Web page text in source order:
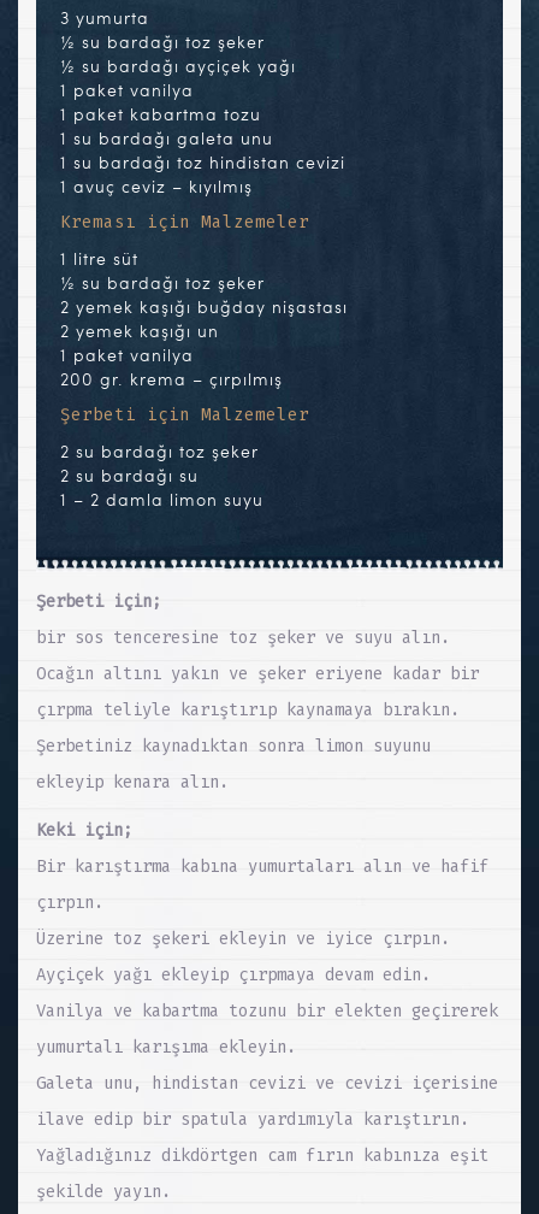
3 yumurta
½ su bardağı toz şeker
½ su bardağı ayçiçek yağı
1 paket vanilya
1 paket kabartma tozu
1 su bardağı galeta unu
1 su bardağı toz hindistan cevizi
1 avuç ceviz – kıyılmış
Kreması için Malzemeler
1 litre süt
½ su bardağı toz şeker
2 yemek kaşığı buğday nişastası
2 yemek kaşığı un
1 paket vanilya
200 gr. krema – çırpılmış
Şerbeti için Malzemeler
2 su bardağı toz şeker
2 su bardağı su
1 – 2 damla limon suyu
Şerbeti için;
bir sos tenceresine toz şeker ve suyu alın.
Ocağın altını yakın ve şeker eriyene kadar bir
çırpma teliyle karıştırıp kaynamaya bırakın.
Şerbetiniz kaynadıktan sonra limon suyunu
ekleyip kenara alın.
Keki için;
Bir karıştırma kabına yumurtaları alın ve hafif
çırpın.
Üzerine toz şekeri ekleyin ve iyice çırpın.
Ayçiçek yağı ekleyip çırpmaya devam edin.
Vanilya ve kabartma tozunu bir elekten geçirerek
yumurtalı karışıma ekleyin.
Galeta unu, hindistan cevizi ve cevizi içerisine
ilave edip bir spatula yardımıyla karıştırın.
Yağladığınız dikdörtgen cam fırın kabınıza eşit
şekilde yayın.